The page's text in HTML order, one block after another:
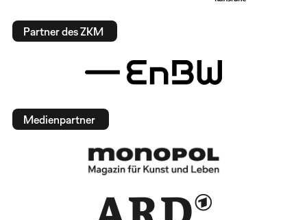
Partner des ZKM
Medienpartner